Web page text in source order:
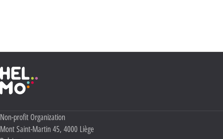
Haute École Libre Mosane
Adresse :
Non-profit Organization
Mont Saint-Martin 45, 4000 Liège